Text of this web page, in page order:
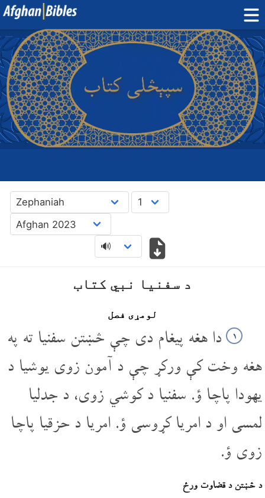
Home
Dari Bibles Pashto Bibles
Others: Balochi · Hazaragi Turkmen
Phone Apps
د سفنیا نبي کتاب
لومړی فصل
۱ دا هغه پیغام دی چې څښتن سفنیا ته په
هغه وخت کې ورکړ چې د آمون زوی یوشیا د
یهودا پاچا ؤ. سفنیا د کوشي زوی، د جدلیا
لمسی او د امریا کړوسی ؤ. امریا د حزقیا پاچا
زوی ؤ.
د څښتن د قضاوت ورځ